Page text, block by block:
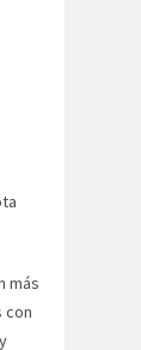
más
con